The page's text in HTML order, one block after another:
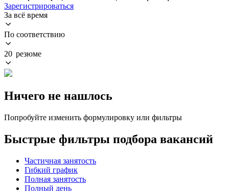
Зарегистрироваться
За всё время
По соответствию
20 резюме
Ничего не нашлось
Попробуйте изменить формулировку или фильтры
Быстрые фильтры подбора вакансий
Частичная занятость
Гибкий график
Полная занятость
Полный день